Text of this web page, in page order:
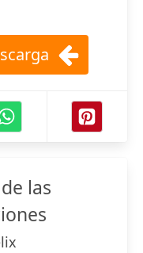
las